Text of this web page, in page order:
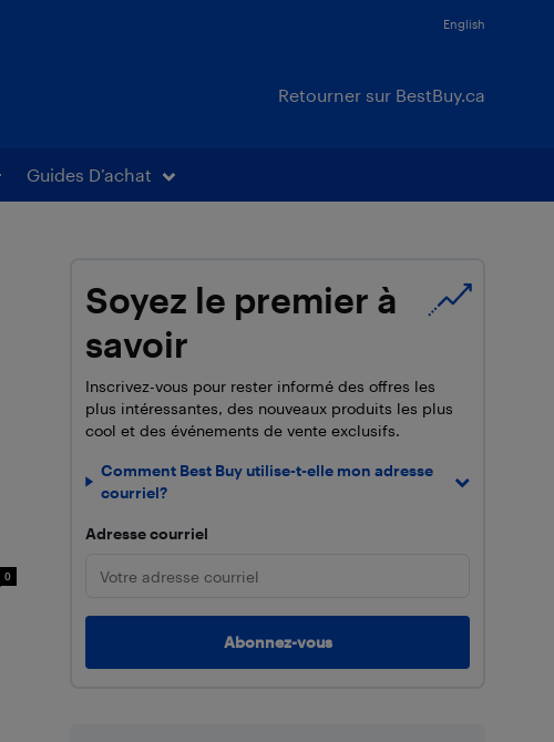
English
Retourner sur BestBuy.ca
Guides D’achat
0
Soyez le premier à
savoir
Inscrivez-vous pour rester informé des offres les
plus intéressantes, des nouveaux produits les plus
cool et des événements de vente exclusifs.
Comment Best Buy utilise-t-elle mon adresse
courriel?
Adresse courriel